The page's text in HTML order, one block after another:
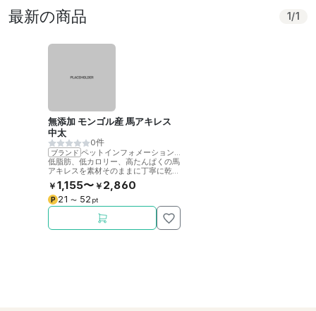
最新の商品 1/1
無添加 モンゴル産 馬アキレス
中太
0件
ブランド
ペットインフォメーションラック
低脂肪、低カロリー、高たんぱくの馬
アキレスを素材そのままに丁寧に乾燥
させました。噛むことで歯の健康をサ
ポート。
￥ 1,155〜 ￥ 2,860
P 21 〜 52 pt